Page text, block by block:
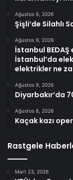
Ağustos 9, 2026
Şişli’de Silahlı
Ağustos 9, 2026
İstanbul
İstanbul’da
elektrikler ne
Ağustos 9, 2026
Diyarbakır’da
Ağustos 8, 2026
Kaçak kazı
Rastgele
Mart 23, 2026